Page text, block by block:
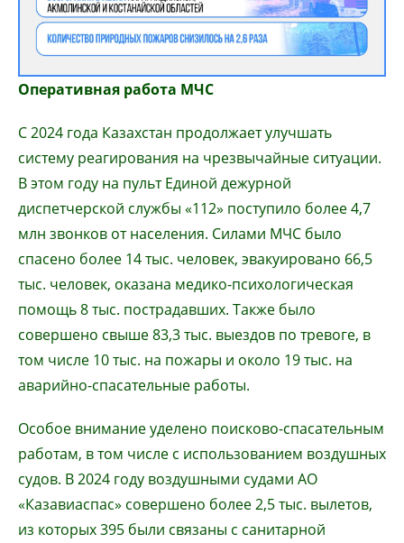
Оперативная работа МЧС
С 2024 года Казахстан продолжает улучшать
систему реагирования на чрезвычайные ситуации.
В этом году на пульт Единой дежурной
диспетчерской службы «112» поступило более 4,7
млн звонков от населения. Силами МЧС было
спасено более 14 тыс. человек, эвакуировано 66,5
тыс. человек, оказана медико-психологическая
помощь 8 тыс. пострадавших. Также было
совершено свыше 83,3 тыс. выездов по тревоге, в
том числе 10 тыс. на пожары и около 19 тыс. на
аварийно-спасательные работы.
Особое внимание уделено поисково-спасательным
работам, в том числе с использованием воздушных
судов. В 2024 году воздушными судами АО
«Казавиаспас» совершено более 2,5 тыс. вылетов,
из которых 395 были связаны с санитарной